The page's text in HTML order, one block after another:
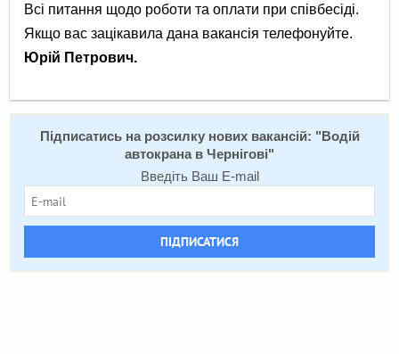
Всі питання щодо роботи та оплати при співбесіді.
Якщо вас зацікавила дана вакансія телефонуйте.
Юрій Петрович.
Підписатись на розсилку нових вакансій: " Водій
автокрана в Чернігові"
Введіть Ваш E-mail
ПІДПИСАТИСЯ